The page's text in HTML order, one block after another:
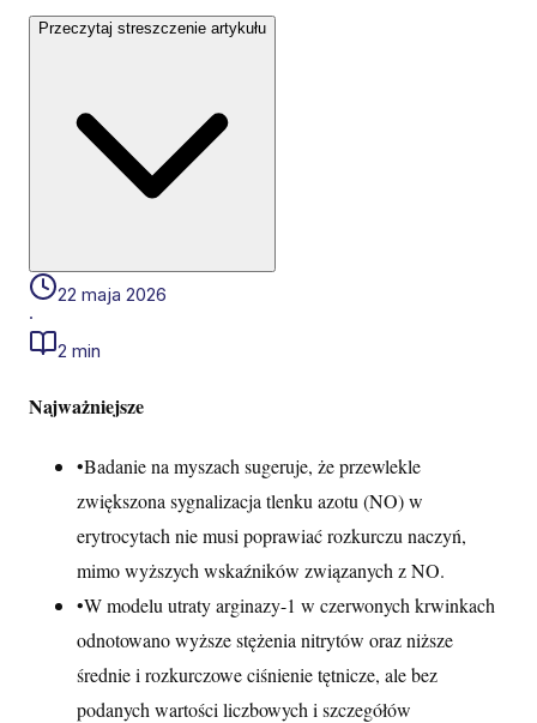
Przeczytaj streszczenie artykułu
22 maja 2026
·
2 min
Najważniejsze
•Badanie na myszach sugeruje, że przewlekle
zwiększona sygnalizacja tlenku azotu (NO) w
erytrocytach nie musi poprawiać rozkurczu naczyń,
mimo wyższych wskaźników związanych z NO.
•W modelu utraty arginazy-1 w czerwonych krwinkach
odnotowano wyższe stężenia nitrytów oraz niższe
średnie i rozkurczowe ciśnienie tętnicze, ale bez
podanych wartości liczbowych i szczegółów